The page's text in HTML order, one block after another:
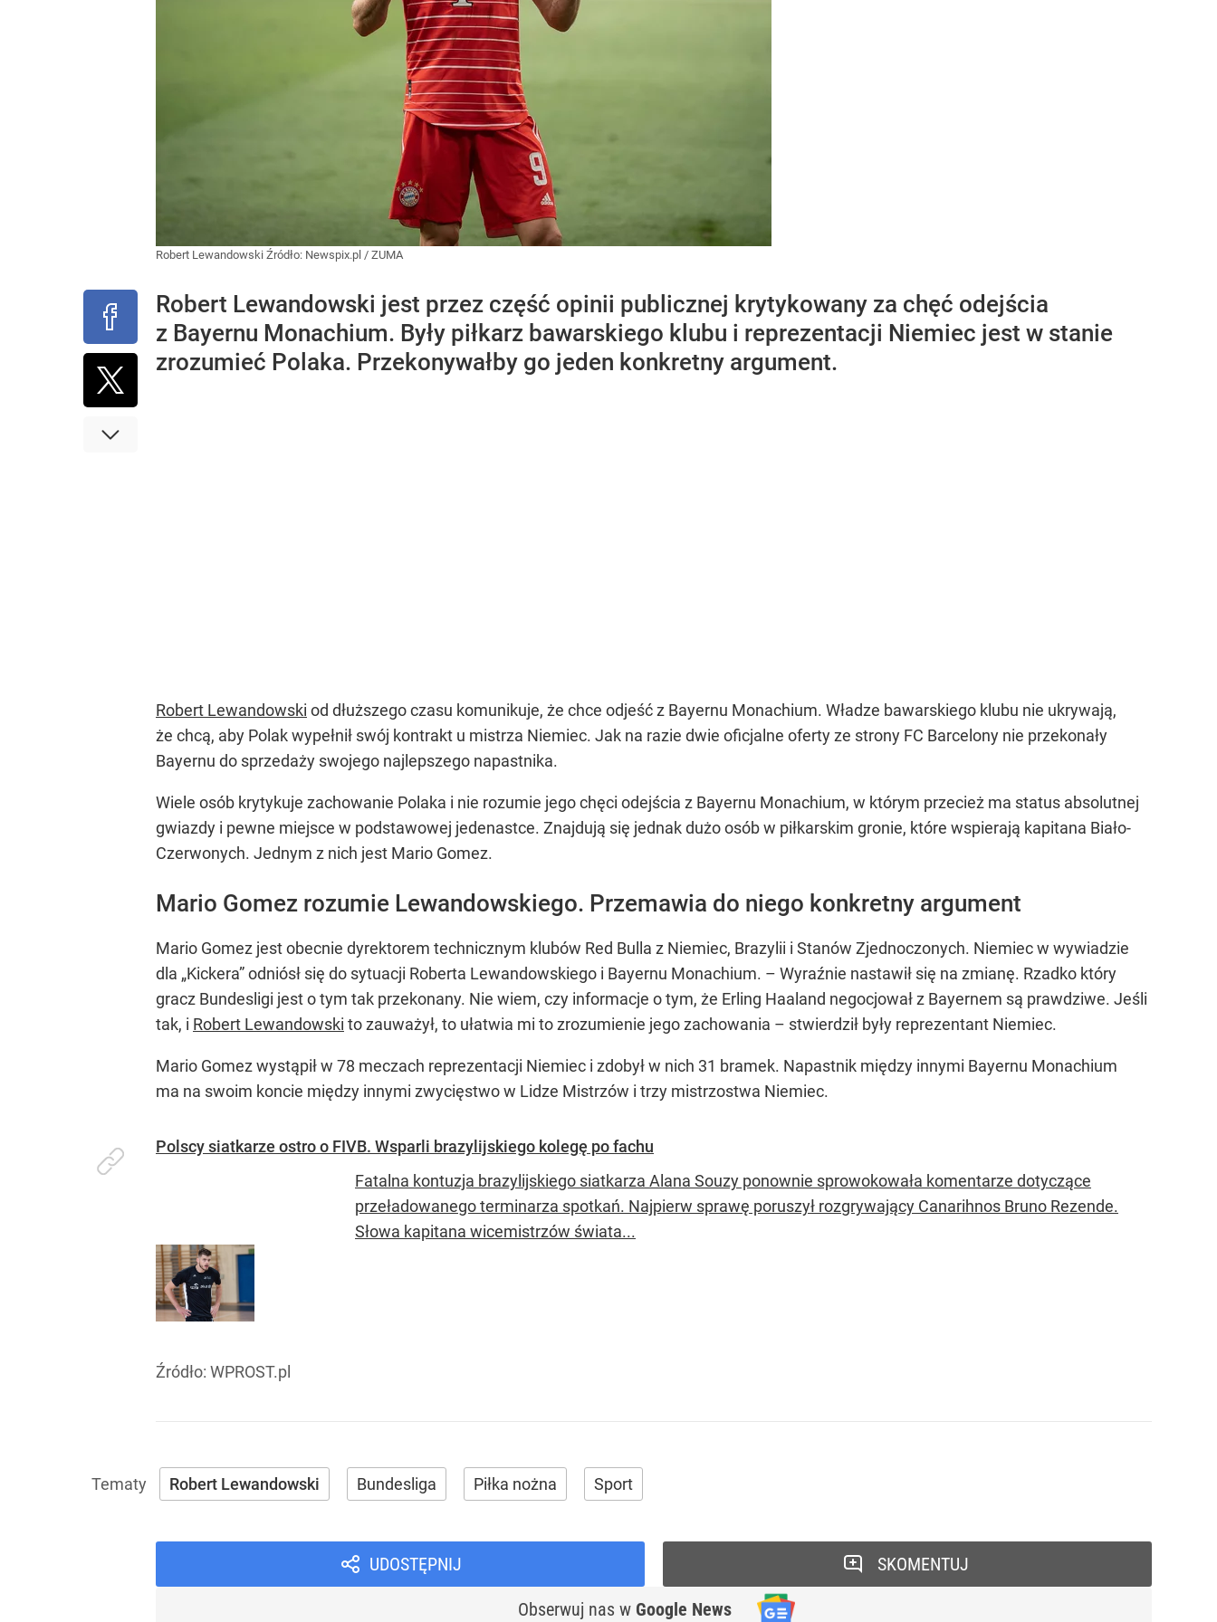
Robert Lewandowski Źródło: Newspix.pl / ZUMA
Robert Lewandowski jest przez część opinii publicznej krytykowany za chęć odejścia
z Bayernu Monachium. Były piłkarz bawarskiego klubu i reprezentacji Niemiec jest w stanie
zrozumieć Polaka. Przekonywałby go jeden konkretny argument.
Robert Lewandowski od dłuższego czasu komunikuje, że chce odjeść z Bayernu Monachium. Władze bawarskiego klubu nie ukrywają,
że chcą, aby Polak wypełnił swój kontrakt u mistrza Niemiec. Jak na razie dwie oficjalne oferty ze strony FC Barcelony nie przekonały
Bayernu do sprzedaży swojego najlepszego napastnika.
Wiele osób krytykuje zachowanie Polaka i nie rozumie jego chęci odejścia z Bayernu Monachium, w którym przecież ma status absolutnej
gwiazdy i pewne miejsce w podstawowej jedenastce. Znajdują się jednak dużo osób w piłkarskim gronie, które wspierają kapitana Biało-
Czerwonych. Jednym z nich jest Mario Gomez.
Mario Gomez rozumie Lewandowskiego. Przemawia do niego konkretny argument
Mario Gomez jest obecnie dyrektorem technicznym klubów Red Bulla z Niemiec, Brazylii i Stanów Zjednoczonych. Niemiec w wywiadzie
dla „Kickera” odniósł się do sytuacji Roberta Lewandowskiego i Bayernu Monachium. – Wyraźnie nastawił się na zmianę. Rzadko który
gracz Bundesligi jest o tym tak przekonany. Nie wiem, czy informacje o tym, że Erling Haaland negocjował z Bayernem są prawdziwe. Jeśli
tak, i Robert Lewandowski to zauważył, to ułatwia mi to zrozumienie jego zachowania – stwierdził były reprezentant Niemiec.
Mario Gomez wystąpił w 78 meczach reprezentacji Niemiec i zdobył w nich 31 bramek. Napastnik między innymi Bayernu Monachium
ma na swoim koncie między innymi zwycięstwo w Lidze Mistrzów i trzy mistrzostwa Niemiec.
Polscy siatkarze ostro o FIVB. Wsparli brazylijskiego kolegę po fachu
Fatalna kontuzja brazylijskiego siatkarza Alana Souzy ponownie sprowokowała komentarze dotyczące
przeładowanego terminarza spotkań. Najpierw sprawę poruszył rozgrywający Canarihnos Bruno Rezende.
Słowa kapitana wicemistrzów świata...
Źródło: WPROST.pl
Robert Lewandowski Bundesliga Piłka nożna Sport
UDOSTĘPNIJ
Obserwuj nas w Google News
SKOMENTUJ